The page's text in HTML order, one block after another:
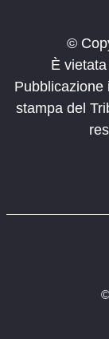
©
È
Pubblicazione
stampa del
©